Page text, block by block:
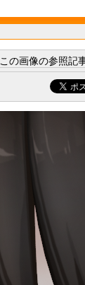
この画像の参照記